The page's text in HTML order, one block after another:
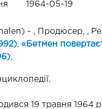
1964-05-19
- , Продюсер, ,
«Бетмен
19 травня 1964